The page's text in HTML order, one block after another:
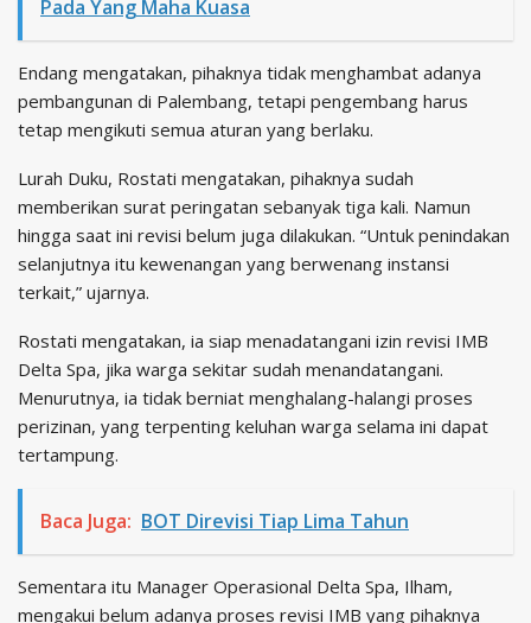
Pada Yang Maha Kuasa
Endang mengatakan, pihaknya tidak menghambat adanya
pembangunan di Palembang, tetapi pengembang harus
tetap mengikuti semua aturan yang berlaku.
Lurah Duku, Rostati mengatakan, pihaknya sudah
memberikan surat peringatan sebanyak tiga kali. Namun
hingga saat ini revisi belum juga dilakukan. “Untuk penindakan
selanjutnya itu kewenangan yang berwenang instansi
terkait,” ujarnya.
Rostati mengatakan, ia siap menadatangani izin revisi IMB
Delta Spa, jika warga sekitar sudah menandatangani.
Menurutnya, ia tidak berniat menghalang-halangi proses
perizinan, yang terpenting keluhan warga selama ini dapat
tertampung.
Baca Juga: BOT Direvisi Tiap Lima Tahun
Sementara itu Manager Operasional Delta Spa, Ilham,
mengakui belum adanya proses revisi IMB yang pihaknya